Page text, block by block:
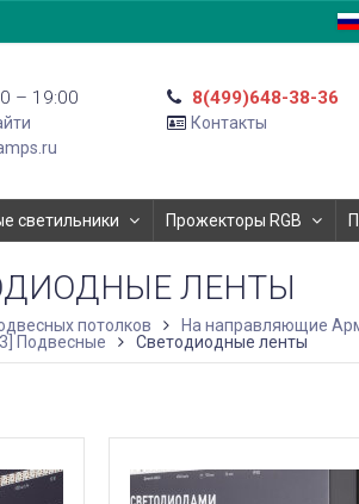
– 19:00 8(499)648-38-36
Контакты
светильники Прожекторы RGB
ЛЕНТЫ
потолков На направляющие
Подвесные
Светодиодные ленты